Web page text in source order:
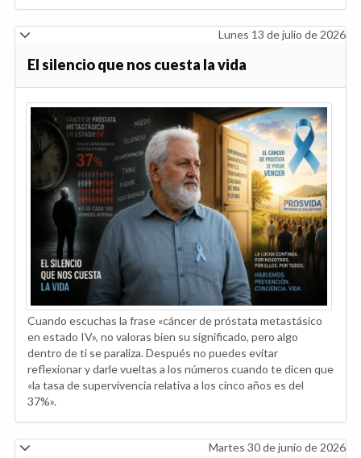
Lunes 13 de julio de 2026
El silencio que nos cuesta la vida
Cuando escuchas la frase «cáncer de próstata metastásico
en estado IV», no valoras bien su significado, pero algo
dentro de ti se paraliza. Después no puedes evitar
reflexionar y darle vueltas a los números cuando te dicen que
«la tasa de supervivencia relativa a los cinco años es del
37%».
Martes 30 de junio de 2026